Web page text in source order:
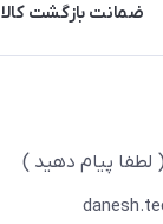
ضمانت بازگشت کالا